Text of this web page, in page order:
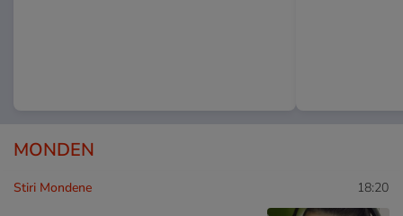
MONDEN
Stiri Mondene 18:20